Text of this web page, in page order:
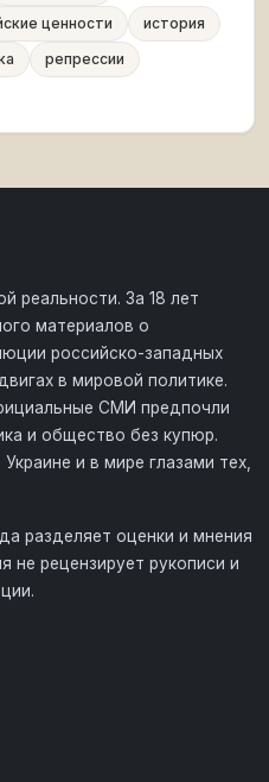
ценности
история
репрессии
реальности. За 18 лет
материалов о
российско-западных
в мировой политике.
СМИ предпочли
и общество без купюр.
и в мире глазами тех,
разделяет оценки и мнения
не рецензирует рукописи и